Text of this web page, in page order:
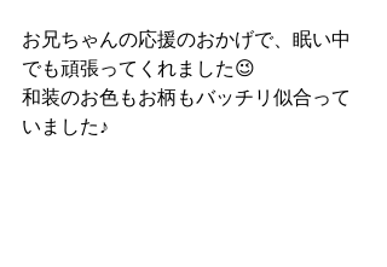
お兄ちゃんの応援のおかげで、眠い中
でも頑張ってくれました😉
和装のお色もお柄もバッチリ似合って
いました♪